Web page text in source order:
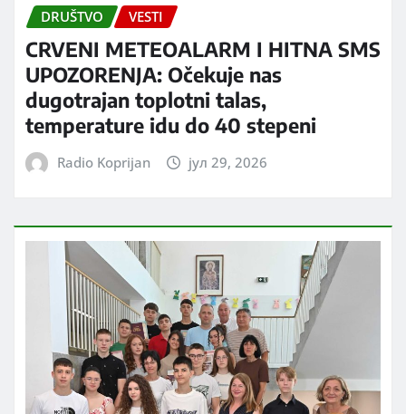
DRUŠTVO VESTI
CRVENI METEOALARM I HITNA SMS
UPOZORENJA: Očekuje nas
dugotrajan toplotni talas,
temperature idu do 40 stepeni
Radio Koprijan јул 29, 2026